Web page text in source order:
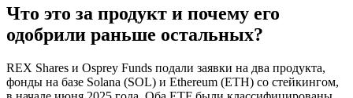
Что это за продукт и почему его
одобрили раньше остальных?
REX Shares и Osprey Funds подали заявки на два продукта,
фонды на базе Solana (SOL) и Ethereum (ETH) со стейкингом,